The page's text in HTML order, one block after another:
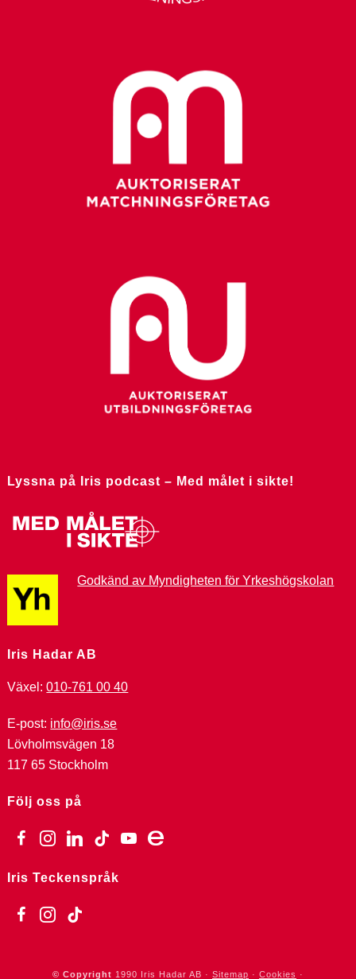
Lyssna på Iris podcast – Med målet i sikte!
Godkänd av Myndigheten för Yrkeshögskolan
Iris Hadar AB
Växel:010-761 00 40
E-post: info@iris.se
Lövholmsvägen 18
117 65 Stockholm
Följ oss på
facebookinstagramlinkedin
tiktok youtube
ebay
Iris Teckenspråk
facebookinstagram
tiktok
© Copyright 1990 Iris Hadar AB · Sitemap · Cookies ·